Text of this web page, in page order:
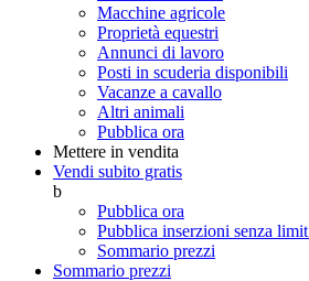
Macchine agricole
Proprietà equestri
Annunci di lavoro
Posti in scuderia disponibili
Vacanze a cavallo
Altri animali
Pubblica ora
Mettere in vendita
Vendi subito gratis
b
Pubblica ora
Pubblica inserzioni senza limit
Sommario prezzi
Sommario prezzi